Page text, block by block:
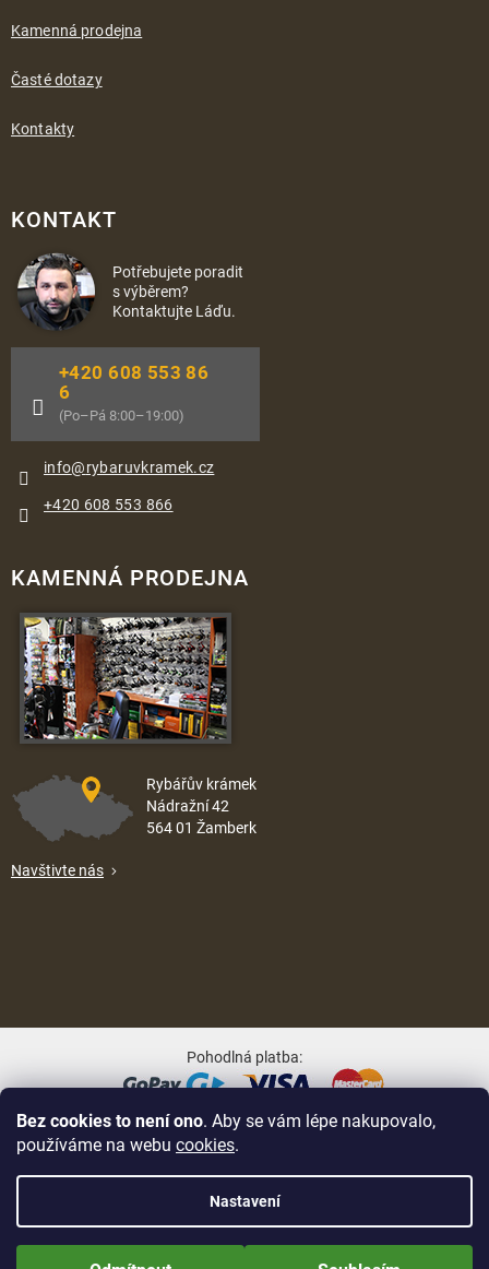
Bez cookies to není ono. Aby se vám lépe nakupovalo,
používáme na webu cookies.
Nastavení
Nově zaregistrované zákazníci obdrží slevu 5% hned po prvním
Kamenná prodejna
Časté dotazy
Kontakty
KONTAKT
Potřebujete poradit
s výběrem?
Kontaktujte Láďu.
info@rybaruvkramek.cz
+420 608 553 86
6
(Po–Pá 8:00–19:00)
+420 608 553 866
KAMENNÁ PRODEJNA
Rybářův krámek
Nádražní 42
564 01 Žamberk
Navštivte nás
Pohodlná platba:
Oblíbené způsoby dopravy:
Lukáš Dubina